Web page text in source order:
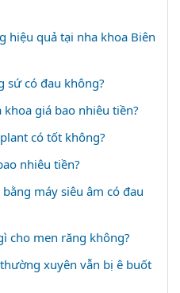
hiệu quả tại nha khoa Biên
sứ có đau không?
giá bao nhiêu tiền?
có tốt không?
nhiêu tiền?
máy siêu âm có đau
cho men răng không?
xuyên vẫn bị ê buốt